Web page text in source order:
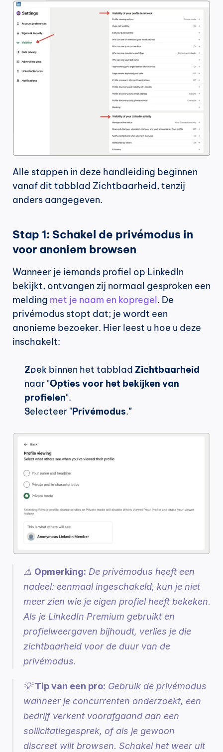
Alle stappen in deze handleiding beginnen
vanaf dit tabblad Zichtbaarheid, tenzij
anders aangegeven.
Stap 1: Schakel de privémodus in
voor anoniem browsen
Wanneer je iemands profiel op LinkedIn
bekijkt, ontvangen zij normaal gesproken een
melding met je naam en kopregel. De
privémodus stopt dat; je wordt een
anonieme bezoeker. Hier leest u hoe u deze
inschakelt:
Zoek binnen het tabblad Zichtbaarheid
naar "Opties voor het bekijken van
profielen".
Selecteer "Privémodus."
⚠️ Opmerking: De privémodus heeft een
nadeel: eenmaal ingeschakeld, kun je niet
meer zien wie je eigen profiel heeft bekeken.
Als je LinkedIn Premium gebruikt en
profielweergaven bijhoudt, verlies je die
zichtbaarheid voor de duur van de
privémodus.
💡 Tip van een pro: Gebruik de privémodus
wanneer je concurrenten onderzoekt, een
bedrijf verkent voorafgaand aan een
sollicitatiegesprek, of als je gewoon
discreet wilt browsen. Schakel het weer uit